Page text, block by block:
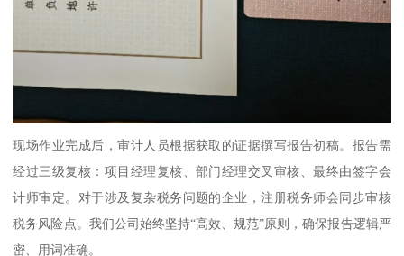
现场作业完成后，审计人员根据获取的证据撰写报告初稿。报告需
经过三级复核：项目经理复核、部门经理交叉审核、最终由签字会
计师审定。对于涉及复杂税务问题的企业，注册税务师会同步审核
税务风险点。我们公司始终坚持“高效、规范”原则，确保报告逻辑严
密、用词准确。